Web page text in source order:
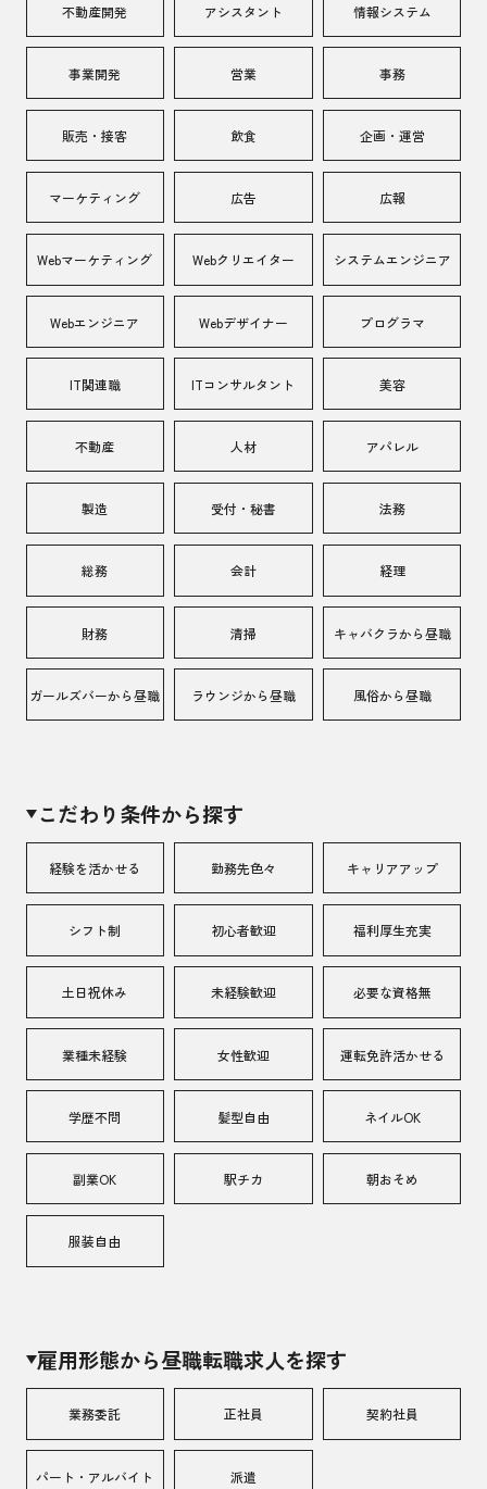
不動産開発 アシスタント 情報システム
事業開発 営業 事務
販売・接客 飲食 企画・運営
マーケティング 広告 広報
Webマーケティング Webクリエイター システムエンジニア
Webエンジニア Webデザイナー プログラマ
IT関連職 ITコンサルタント 美容
不動産 人材 アパレル
製造 受付・秘書 法務
総務 会計 経理
財務 清掃 キャバクラから昼職
ガールズバーから昼職 ラウンジから昼職 風俗から昼職
こだわり条件から探す
経験を活かせる 勤務先色々 キャリアアップ
シフト制 初心者歓迎 福利厚生充実
土日祝休み 未経験歓迎 必要な資格無
業種未経験 女性歓迎 運転免許活かせる
学歴不問 髪型自由 ネイルOK
副業OK 駅チカ 朝おそめ
服装自由
雇用形態から昼職転職求人を探す
業務委託 正社員 契約社員
パート・アルバイト 派遣